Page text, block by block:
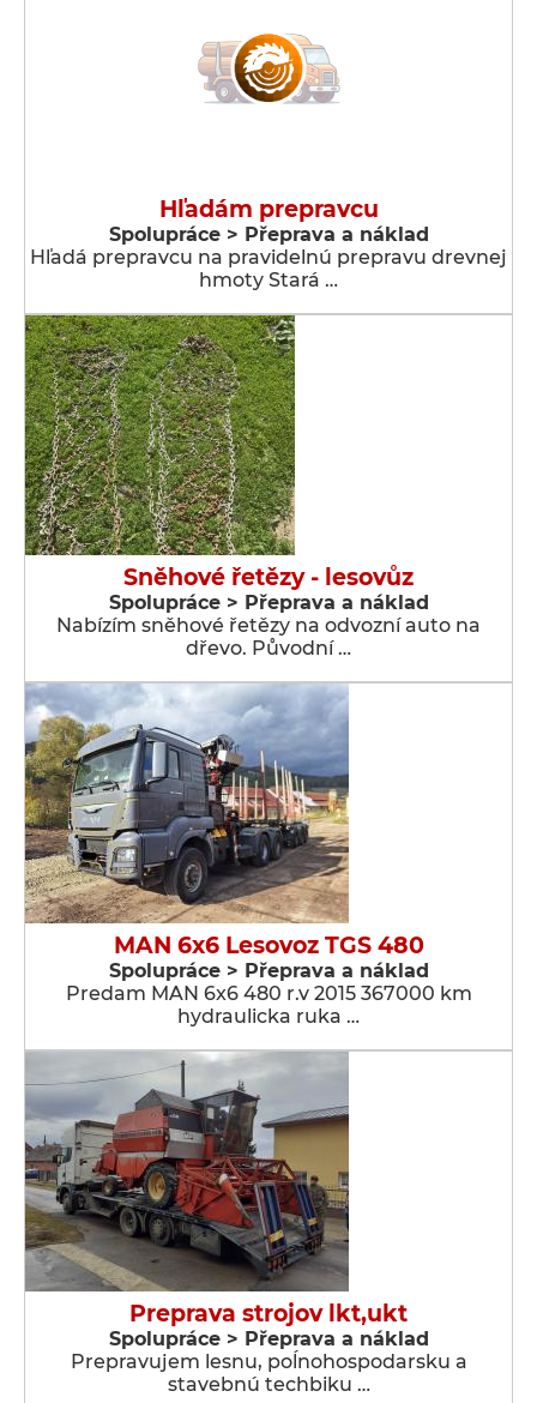
Hľadám prepravcu
Spolupráce > Přeprava a náklad
Hľadá prepravcu na pravidelnú prepravu drevnej
hmoty Stará …
Sněhové řetězy - lesovůz
Spolupráce > Přeprava a náklad
Nabízím sněhové řetězy na odvozní auto na
dřevo. Původní …
MAN 6x6 Lesovoz TGS 480
Spolupráce > Přeprava a náklad
Predam MAN 6x6 480 r.v 2015 367000 km
hydraulicka ruka …
Preprava strojov lkt,ukt
Spolupráce > Přeprava a náklad
Prepravujem lesnu, poĺnohospodarsku a
stavebnú techbiku …